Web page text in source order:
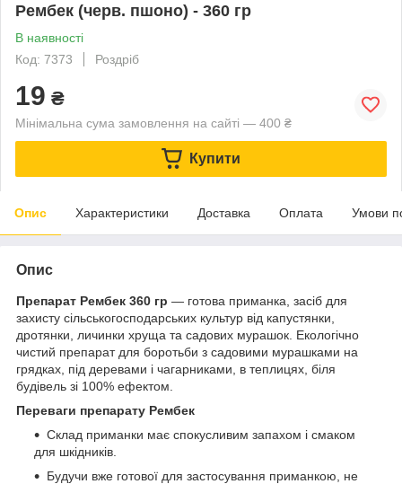
Рембек (черв. пшоно) - 360 гр
В наявності
Код: 7373
Роздріб
19 ₴
Мінімальна сума замовлення на сайті — 400 ₴
Купити
Опис Характеристики Доставка Оплата Умови
Опис
Препарат Рембек 360 гр ― готова приманка, засіб для
захисту сільськогосподарських культур від капустянки,
дротянки, личинки хруща та садових мурашок. Екологічно
чистий препарат для боротьби з садовими мурашками на
грядках, під деревами і чагарниками, в теплицях, біля
будівель зі 100% ефектом.
Переваги препарату Рембек
Склад приманки має спокусливим запахом і смаком
для шкідників.
Будучи вже готової для застосування приманкою, не